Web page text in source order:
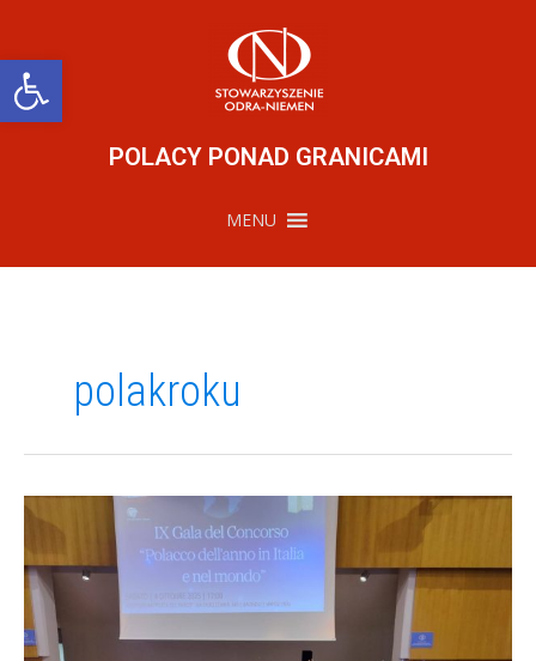
Otwórz pasek narzędzi
POLACY PONAD GRANICAMI
MENU
polakroku
Polak
Roku
Włoszech
i
na
Świecie